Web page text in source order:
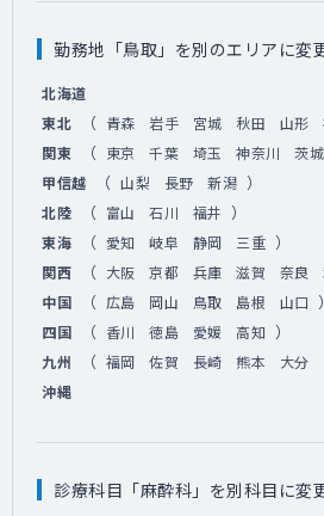
勤務地「鳥取」を別のエリアに変
北海道
東北
（ 青森 岩手 宮城 秋田 山形
関東 （ 東京 千葉 埼玉 神奈川 茨城
甲信越 （ 山梨 長野 新潟 ）
北陸 （ 富山 石川 福井 ）
東海 （ 愛知 岐阜 静岡 三重 ）
関西 （ 大阪 京都 兵庫 滋賀 奈良
中国 （ 広島 岡山 鳥取 島根 山口 ）
四国 （ 香川 徳島 愛媛 高知 ）
九州 （ 福岡 佐賀 長崎 熊本 大分
沖縄
診療科目「麻酔科」を別科目に変